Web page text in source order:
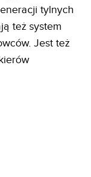
tylnych
też system
Jest też